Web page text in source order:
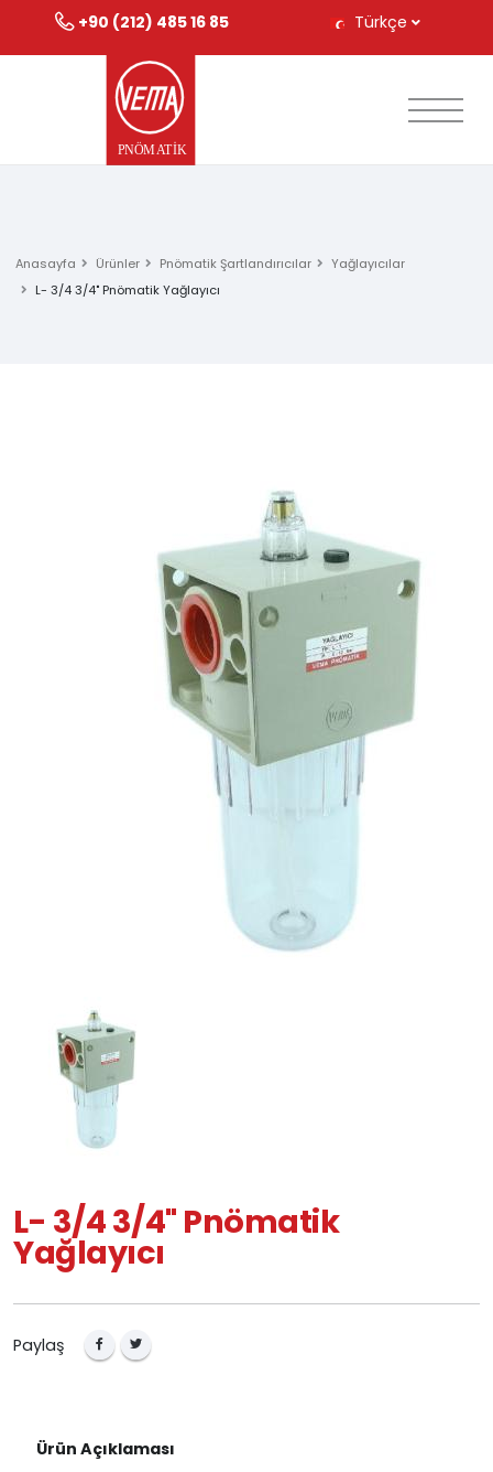
+90 (212) 485 16 85 Türkçe
Anasayfa Ürünler Pnömatik Şartlandırıcılar
Yağlayıcılar
L- 3/4 3/4" Pnömatik Yağlayıcı
L- 3/4 3/4" Pnömatik
Yağlayıcı
Paylaş
Ürün Açıklaması